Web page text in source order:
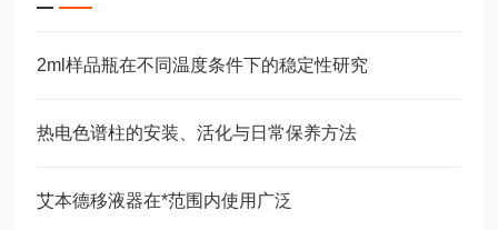
2ml样品瓶在不同温度条件下的稳定性研究
热电色谱柱的安装、活化与日常保养方法
艾本德移液器在*范围内使用广泛